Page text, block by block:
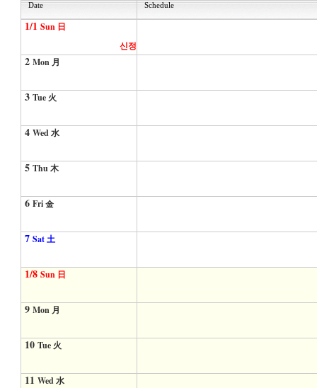
Date Schedule
1/1 Sun 日
신정
2 Mon 月
3 Tue 火
4 Wed 水
5 Thu 木
6 Fri 金
7 Sat 土
1/8 Sun 日
9 Mon 月
10 Tue 火
11 Wed 水